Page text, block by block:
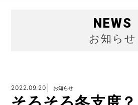
NEWS
お知らせ
2022.09.20 お知らせ